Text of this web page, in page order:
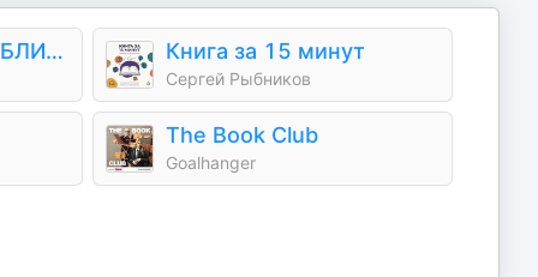
КНИГИ ДАРОМ. БИБЛИОТЕКА АЛЕКСАНДРА ТАТАРИНЦЕВА Книга за 15 минут
Сергей Рыбников
The Book Club
Goalhanger